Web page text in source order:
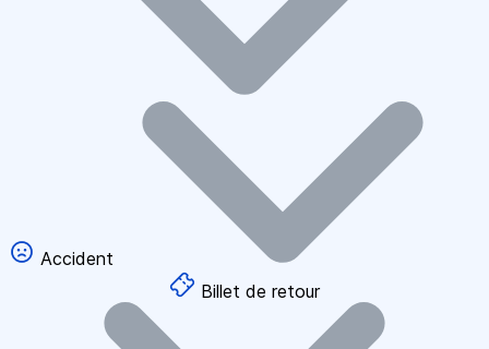
Accident
Billet de retour